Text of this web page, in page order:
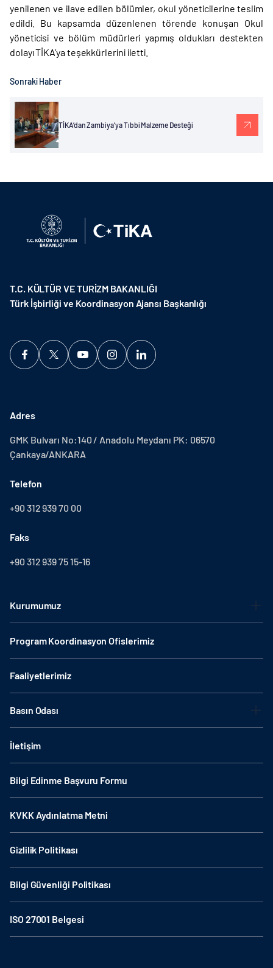
yenilenen ve ilave edilen bölümler, okul yöneticilerine teslim
edildi. Bu kapsamda düzenlenen törende konuşan Okul
yöneticisi ve bölüm müdürleri yapmış oldukları destekten
dolayı TİKA’ya teşekkürlerini iletti.
Sonraki Haber
TİKA’dan Zambiya’ya Tıbbi Malzeme Desteği
T.C. KÜLTÜR VE TURİZM BAKANLIĞI
Türk İşbirliği ve Koordinasyon Ajansı Başkanlığı
Adres
GMK Bulvarı No:140 / Anadolu Meydanı PK: 06570
Çankaya/ANKARA
Telefon
+90 312 939 70 00
Faks
+90 312 939 75 15-16
Kurumumuz
Program Koordinasyon Ofislerimiz
Faaliyetlerimiz
Basın Odası
İletişim
Bilgi Edinme Başvuru Formu
KVKK Aydınlatma Metni
Gizlilik Politikası
Bilgi Güvenliği Politikası
ISO 27001 Belgesi